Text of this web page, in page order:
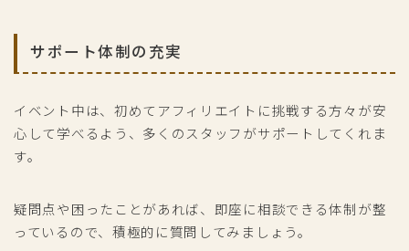
サポート体制の充実
イベント中は、初めてアフィリエイトに挑戦する方々が安
心して学べるよう、多くのスタッフがサポートしてくれま
す。
疑問点や困ったことがあれば、即座に相談できる体制が整
っているので、積極的に質問してみましょう。